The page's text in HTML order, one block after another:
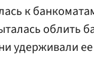
к
облить
удерживали